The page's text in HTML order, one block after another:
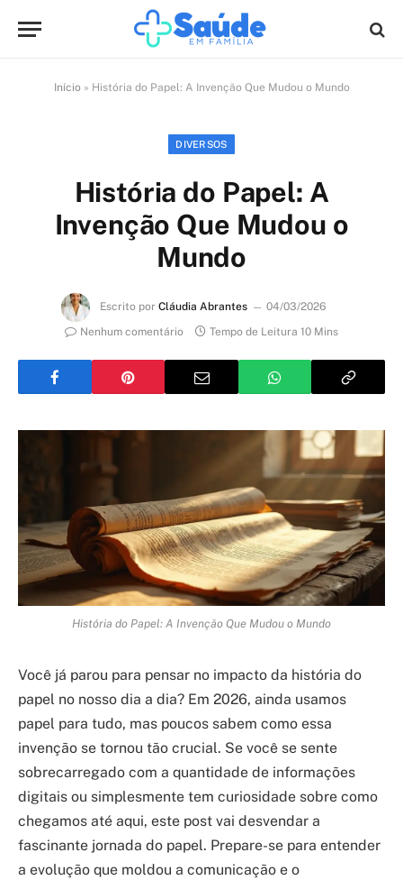
Início » História do Papel: A Invenção Que Mudou o Mundo
DIVERSOS
História do Papel: A
Invenção Que Mudou o
Mundo
Escrito por Cláudia Abrantes
04/03/2026
Nenhum comentário
Tempo de Leitura 10 Mins
História do Papel: A Invenção Que Mudou o Mundo
Você já parou para pensar no impacto da história do
papel no nosso dia a dia? Em 2026, ainda usamos
papel para tudo, mas poucos sabem como essa
invenção se tornou tão crucial. Se você se sente
sobrecarregado com a quantidade de informações
digitais ou simplesmente tem curiosidade sobre como
chegamos até aqui, este post vai desvendar a
fascinante jornada do papel. Prepare-se para entender
a evolução que moldou a comunicação e o